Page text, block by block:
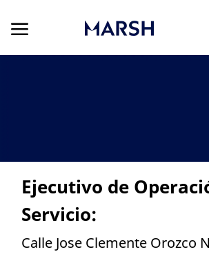
Ejecutivo de
Servicio:
Location
Calle Jose Clemente Orozco